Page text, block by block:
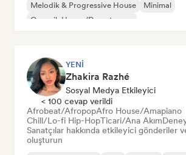
Melodik & Progressive House
Minimal
Organik House/Downtempo
YENI
Zhakira Razhé
Sosyal Medya Etkileyici
< 100 cevap verildi
Afrobeat/AfropopAfro House/Amapiano
Chill/Lo-fi Hip-HopTicari/Ana Akım
Sanatçılar hakkında etkileyici gönderiler
oluşturun